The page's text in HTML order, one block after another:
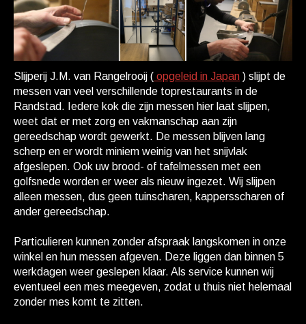
Slijperij J.M. van Rangelrooij ( opgeleid in Japan ) slijpt de
messen van veel verschillende toprestaurants in de
Randstad. Iedere kok die zijn messen hier laat slijpen,
weet dat er met zorg en vakmanschap aan zijn
gereedschap wordt gewerkt. De messen blijven lang
scherp en er wordt miniem weinig van het snijvlak
afgeslepen. Ook uw brood- of tafelmessen met een
golfsnede worden er weer als nieuw ingezet. Wij slijpen
alleen messen, dus geen tuinscharen, kappersscharen of
ander gereedschap.
Particulieren kunnen zonder afspraak langskomen in onze
winkel en hun messen afgeven. Deze liggen dan binnen 5
werkdagen weer geslepen klaar. Als service kunnen wij
eventueel een mes meegeven, zodat u thuis niet helemaal
zonder mes komt te zitten.